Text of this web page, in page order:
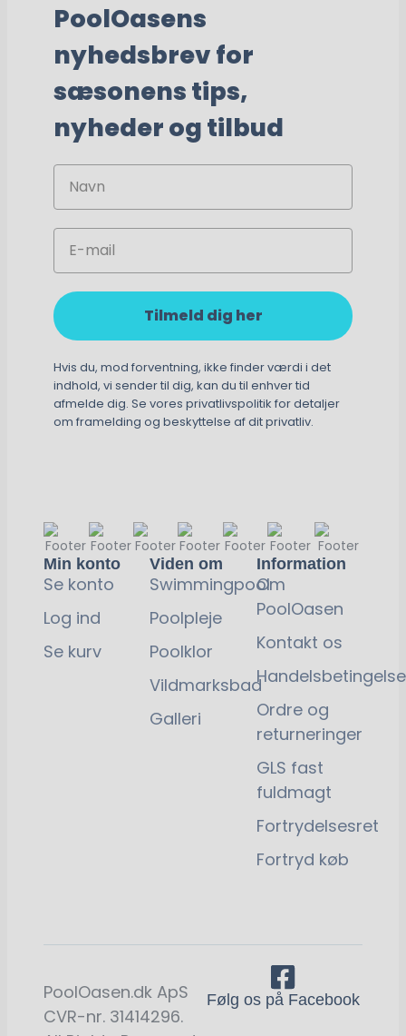
PoolOasens
nyhedsbrev for
sæsonens tips,
nyheder og tilbud
Navn
Email
Tilmeld dig her
Hvis du, mod forventning, ikke finder værdi i det
indhold, vi sender til dig, kan du til enhver tid
afmelde dig. Se vores privatlivspolitik for detaljer
om framelding og beskyttelse af dit privatliv.
Min konto
Se konto
Log ind
Se kurv
Viden om
Swimmingpool
Poolpleje
Poolklor
Vildmarksbad
Galleri
Information
Om
PoolOasen
Kontakt os
Ordre og
returneringer
GLS fast
fuldmagt
Fortrydelsesret
Fortryd køb
PoolOasen.dk ApS
CVR-nr. 31414296.
Følg os på Facebook